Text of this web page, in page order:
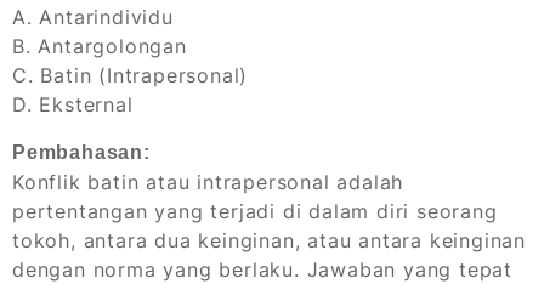
A. Antarindividu
B. Antargolongan
C. Batin (Intrapersonal)
D. Eksternal
Pembahasan:
Konflik batin atau intrapersonal adalah
pertentangan yang terjadi di dalam diri seorang
tokoh, antara dua keinginan, atau antara keinginan
dengan norma yang berlaku. Jawaban yang tepat